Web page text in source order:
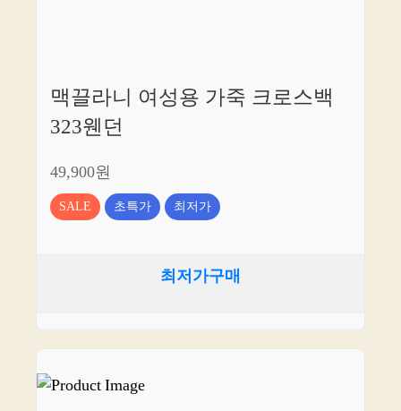
맥끌라니 여성용 가죽 크로스백
323웬던
49,900원
SALE 초특가 최저가
최저가구매